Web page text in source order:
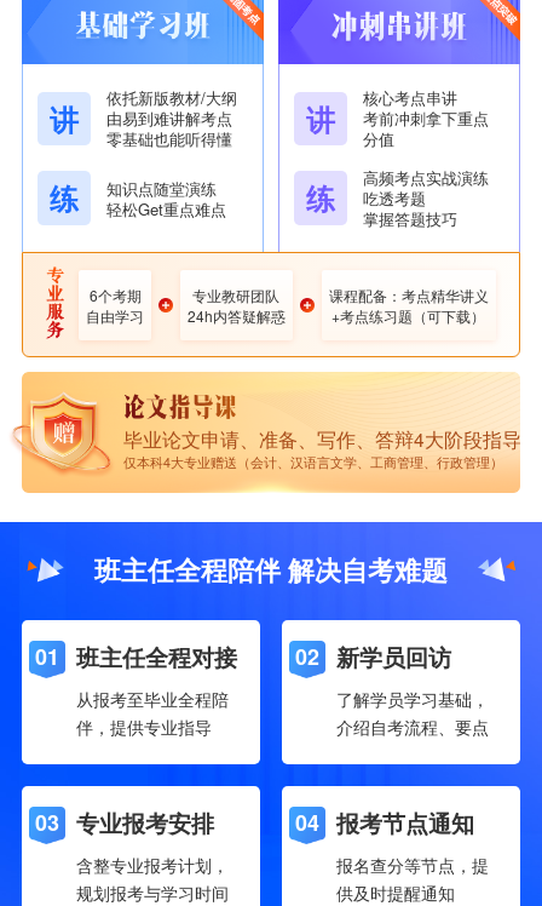
可报考地区 广东、上海、四川、安徽、江西、重庆...[更多
地区欢迎咨询
学前教育 咨询了解更多 >
专业优势
考试难度较低 政策支持 职业前景好
可报考地区 湖南...[咨询了解详情
护理学 咨询了解更多 >
广东、江苏、上海、河南、安徽、江西、广
西...[更多地区欢迎咨询
讲
依托新版教材/大纲
由易到难讲解考点
零基础也能听得懂
练
知识点随堂演练
轻松Get重点难点
讲
核心考点串讲
考前冲刺拿下重点
分值
练
高频考点实战演练
吃透考题
掌握答题技巧
6个考期
自由学习
专业教研团队
24h内答疑解惑
课程配备：考点精华讲义
+考点练习题（可下载）
毕业论文申请、准备、写作、答辩4大阶段指导
仅本科4大专业赠送（会计、汉语言文学、工商管理、行政管理）
班主任全程陪伴 解决自考难题
01 班主任全程对接
从报考至毕业全程陪
伴，提供专业指导
02 新学员回访
了解学员学习基础，
介绍自考流程、要点
03 专业报考安排
含整专业报考计划，
规划报考与学习时间
04 报考节点通知
报名查分等节点，提
供及时提醒通知